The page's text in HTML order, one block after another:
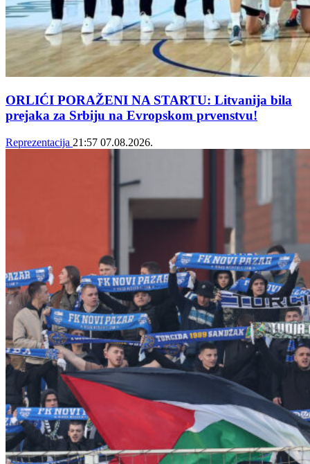
ORLIĆI PORAŽENI NA STARTU: Litvanija bila
prejaka za Srbiju na Evropskom prvenstvu!
Reprezentacija 21:57 07.08.2026.